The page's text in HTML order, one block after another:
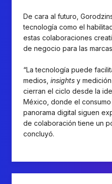
De cara al futuro,
tecnología como el
estas colaboraciones
de negocio para las
“La tecnología puede
medios, insights y
cierran el ciclo desde la
México, donde el
panorama digital siguen
de colaboración tiene un
concluyó.